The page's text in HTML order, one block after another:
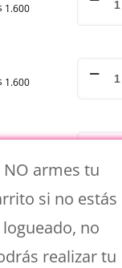
1.600
1.600
1.600
NO armes tu
si no estás
logueado, no
realizar tu